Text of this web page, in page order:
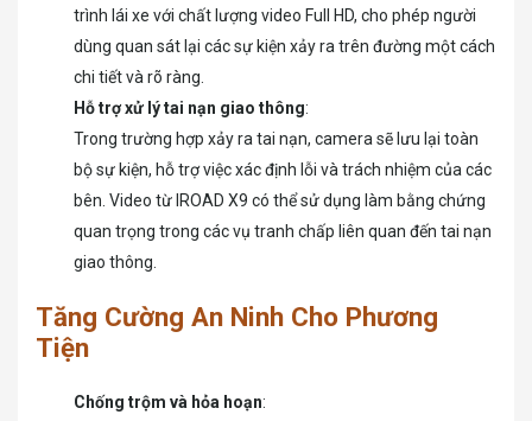
trình lái xe với chất lượng video Full HD, cho phép người
dùng quan sát lại các sự kiện xảy ra trên đường một cách
chi tiết và rõ ràng.
Hỗ trợ xử lý tai nạn giao thông:
Trong trường hợp xảy ra tai nạn, camera sẽ lưu lại toàn
bộ sự kiện, hỗ trợ việc xác định lỗi và trách nhiệm của các
bên. Video từ IROAD X9 có thể sử dụng làm bằng chứng
quan trọng trong các vụ tranh chấp liên quan đến tai nạn
giao thông.
Tăng Cường An Ninh Cho Phương
Tiện
Chống trộm và hỏa hoạn: